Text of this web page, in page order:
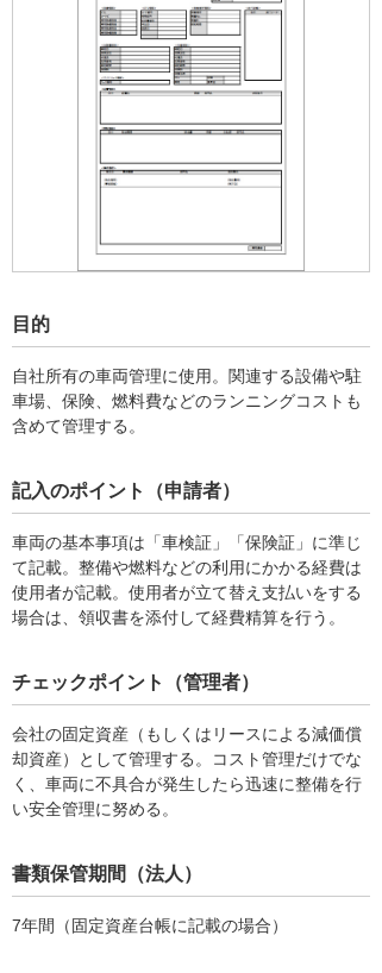
目的
自社所有の車両管理に使用。関連する設備や駐
車場、保険、燃料費などのランニングコストも
含めて管理する。
記入のポイント（申請者）
車両の基本事項は「車検証」「保険証」に準じ
て記載。整備や燃料などの利用にかかる経費は
使用者が記載。使用者が立て替え支払いをする
場合は、領収書を添付して経費精算を行う。
チェックポイント（管理者）
会社の固定資産（もしくはリースによる減価償
却資産）として管理する。コスト管理だけでな
く、車両に不具合が発生したら迅速に整備を行
い安全管理に努める。
書類保管期間（法人）
7年間（固定資産台帳に記載の場合）